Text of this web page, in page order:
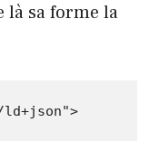
là sa forme la
>